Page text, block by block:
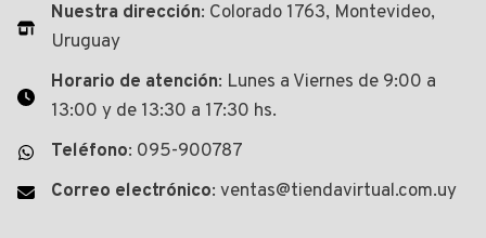
Nuestra dirección: Colorado 1763, Montevideo,
Uruguay
Horario de atención: Lunes a Viernes de 9:00 a
13:00 y de 13:30 a 17:30 hs.
Teléfono: 095-900787
Correo electrónico: ventas@tiendavirtual.com.uy